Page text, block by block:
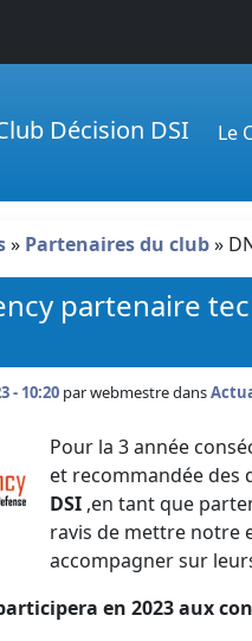
Décision DSI Le
» Partenaires du club»
partenaire
- 10:20 parwebmestre dans
Pour la 3 année
et recommandée des
DSI ,en tant que
ravis de mettre notre
accompagner sur
en 2023 aux